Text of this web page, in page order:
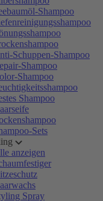
Shampoo
Schuppen-Shampoo
Shampoo
Shampoo
Shampoo
Sets
anzeigen
Spray